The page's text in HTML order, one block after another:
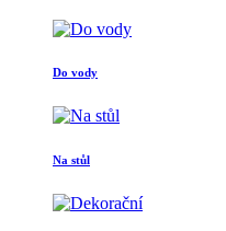
Do vody
Na stůl